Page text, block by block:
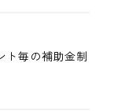
ト毎の補助金制